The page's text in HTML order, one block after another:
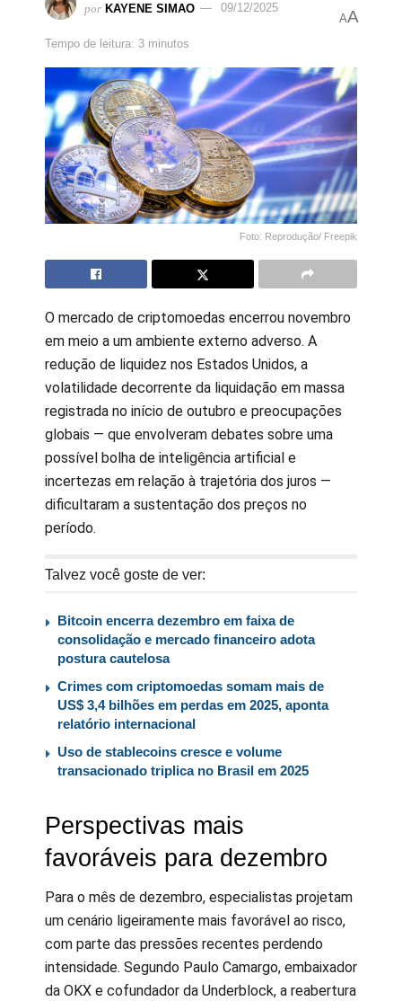
por KAYENE SIMAO 09/12/2025
Tempo de leitura: 3 minutos
AA
Foto: Reprodução/ Freepik
O mercado de criptomoedas encerrou novembro
em meio a um ambiente externo adverso. A
redução de liquidez nos Estados Unidos, a
volatilidade decorrente da liquidação em massa
registrada no início de outubro e preocupações
globais — que envolveram debates sobre uma
possível bolha de inteligência artificial e
incertezas em relação à trajetória dos juros —
dificultaram a sustentação dos preços no
período.
Talvez você goste de ver:
Bitcoin encerra dezembro em faixa de
consolidação e mercado financeiro adota
postura cautelosa
Crimes com criptomoedas somam mais de
US$ 3,4 bilhões em perdas em 2025, aponta
relatório internacional
Uso de stablecoins cresce e volume
transacionado triplica no Brasil em 2025
Perspectivas mais
favoráveis para dezembro
Para o mês de dezembro, especialistas projetam
um cenário ligeiramente mais favorável ao risco,
com parte das pressões recentes perdendo
intensidade. Segundo Paulo Camargo, embaixador
da OKX e cofundador da Underblock, a reabertura